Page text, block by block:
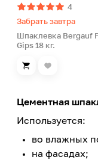
4
Забрать завтра
Шпаклевка Bergauf
Gips 18 кг.
Цементная
Используется:
во влажных
на фасадах;